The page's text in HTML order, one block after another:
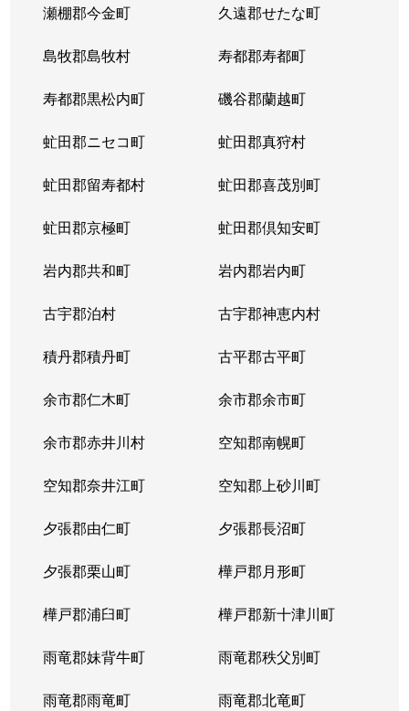
瀬棚郡今金町 久遠郡せたな町
島牧郡島牧村 寿都郡寿都町
寿都郡黒松内町 磯谷郡蘭越町
虻田郡ニセコ町 虻田郡真狩村
虻田郡留寿都村 虻田郡喜茂別町
虻田郡京極町 虻田郡倶知安町
岩内郡共和町 岩内郡岩内町
古宇郡泊村 古宇郡神恵内村
積丹郡積丹町 古平郡古平町
余市郡仁木町 余市郡余市町
余市郡赤井川村 空知郡南幌町
空知郡奈井江町 空知郡上砂川町
夕張郡由仁町 夕張郡長沼町
夕張郡栗山町 樺戸郡月形町
樺戸郡浦臼町 樺戸郡新十津川町
雨竜郡妹背牛町 雨竜郡秩父別町
雨竜郡雨竜町 雨竜郡北竜町